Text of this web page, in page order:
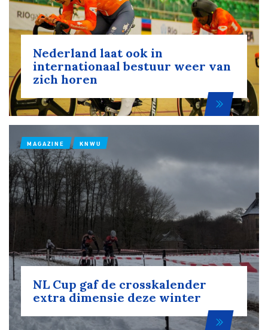
Nederland laat ook in
internationaal bestuur weer van
zich horen
MAGAZINE KNWU
NL Cup gaf de crosskalender
extra dimensie deze winter